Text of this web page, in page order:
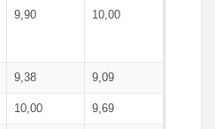
9,90 10,00
9,38 9,09
10,00 9,69